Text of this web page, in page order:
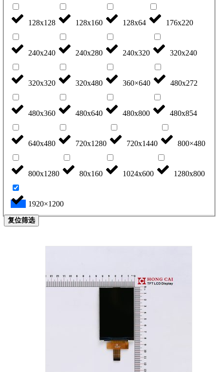
128x128 128x160 128x64 176x220
240x240 240x280 240x320 320x240
320x320 320x480 360×640 480x272
480x360 480x640 480x800 480x854
640x480 720x1280 720x1440 800×480
800x1280 80x160 1024x600 1280x800
1920×1200
复位筛选